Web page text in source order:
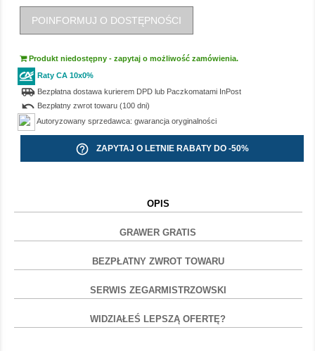
POINFORMUJ O DOSTĘPNOŚCI
Produkt niedostępny - zapytaj o możliwość zamówienia.
Raty CA 10x0%
airport_shuttleBezpłatna dostawa kurierem DPD lub Paczkomatami InPost
undo Bezpłatny zwrot towaru (100 dni)
Autoryzowany sprzedawca: gwarancja oryginalności
help_outline ZAPYTAJ O LETNIE RABATY DO -50%
OPIS
GRAWER GRATIS
BEZPŁATNY ZWROT TOWARU
SERWIS ZEGARMISTRZOWSKI
WIDZIAŁEŚ LEPSZĄ OFERTĘ?